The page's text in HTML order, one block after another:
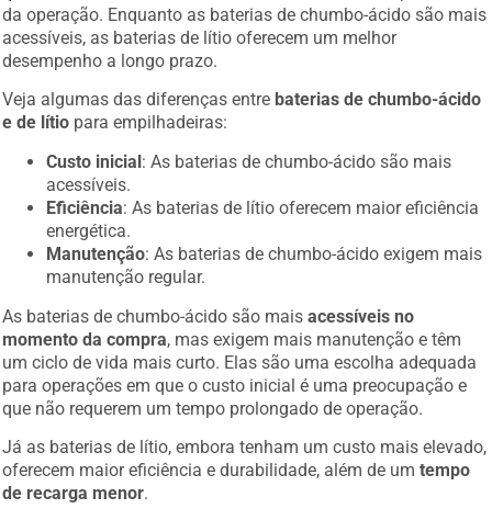
da operação. Enquanto as baterias de chumbo-ácido são mais
acessíveis, as baterias de lítio oferecem um melhor
desempenho a longo prazo.
Veja algumas das diferenças entre baterias de chumbo-ácido
e de lítio para empilhadeiras:
Custo inicial: As baterias de chumbo-ácido são mais
acessíveis.
Eficiência: As baterias de lítio oferecem maior eficiência
energética.
Manutenção: As baterias de chumbo-ácido exigem mais
manutenção regular.
As baterias de chumbo-ácido são maisacessíveis no
momento da compra, mas exigem mais manutenção e têm
um ciclo de vida mais curto. Elas são uma escolha adequada
para operações em que o custo inicial é uma preocupação e
que não requerem um tempo prolongado de operação.
Já as baterias de lítio, embora tenham um custo mais elevado,
oferecem maior eficiência e durabilidade, além de umtempo
de recarga menor.